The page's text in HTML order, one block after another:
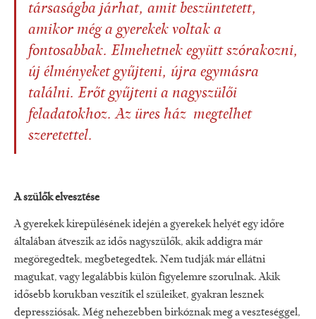
társaságba járhat, amit beszüntetett,
amikor még a gyerekek voltak a
fontosabbak. Elmehetnek együtt szórakozni,
új élményeket gyűjteni, újra egymásra
találni. Erőt gyűjteni a nagyszülői
feladatokhoz. Az üres ház megtelhet
szeretettel.
A szülők elvesztése
A gyerekek kirepülésének idején a gyerekek helyét egy időre
általában átveszik az idős nagyszülők, akik addigra már
megöregedtek, megbetegedtek. Nem tudják már ellátni
magukat, vagy legalábbis külön figyelemre szorulnak. Akik
idősebb korukban veszítik el szüleiket, gyakran lesznek
depressziósak. Még nehezebben birkóznak meg a veszteséggel,